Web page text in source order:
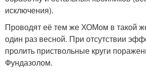
исключения).
Проводят её тем же ХОМом в такой
один раз весной. При отсутствии
пролить приствольные круги
Фундазолом.